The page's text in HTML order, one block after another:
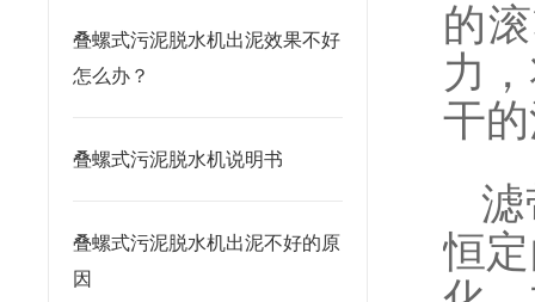
叠螺式污泥脱水机出泥效果不好
怎么办？
叠螺式污泥脱水机说明书
叠螺式污泥脱水机出泥不好的原
因
的
力
干
恒